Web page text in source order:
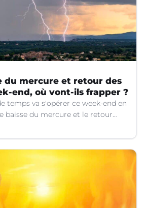
du mercure et retour des
end, où vont-ils frapper ?
temps va s'opérer ce week-end en
baisse du mercure et le retour
départements.